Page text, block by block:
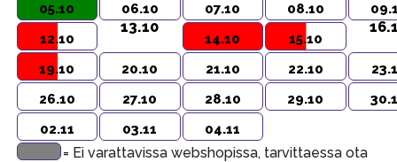
05.10 06.10 07.10 08.10
12.10
13.10
14.10 15.10
19.10 20.10 21.10 22.10
26.10
27.10 28.10 29.10
02.11
03.11 04.11
= Ei varattavissa webshopissa, tarvittaessa ota